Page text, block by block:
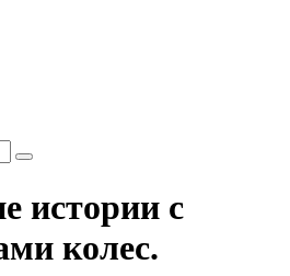
истории с
колес.